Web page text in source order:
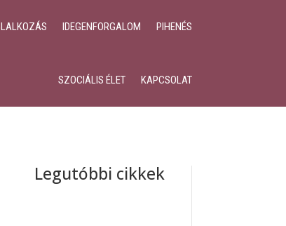
IDEGENFORGALOM PIHENÉS
SZOCIÁLIS ÉLET KAPCSOLAT
Legutóbbi cikkek